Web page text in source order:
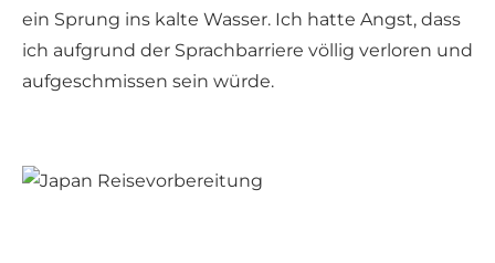
ein Sprung ins kalte Wasser. Ich hatte Angst, dass
ich aufgrund der Sprachbarriere völlig verloren und
aufgeschmissen sein würde.